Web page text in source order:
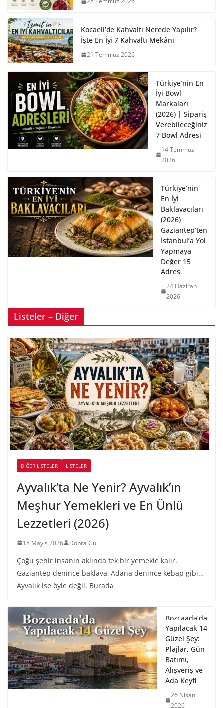
Kocaeli’de Kahvaltı Nerede Yapılır?
İşte En İyi 7 Kahvaltı Mekânı
21 Temmuz 2026
Türkiye’nin En
İyi Bowl
Markaları
(2026) | Sipariş
Verebileceğiniz
7 Bowl Adresi
14 Temmuz
2026
Türkiye’nin
En İyi
Baklavacıları
(2026)
Gaziantep’ten
İstanbul’a Yol
Yapmaya
Değer 15
Adres
24 Haziran
2026
Listeler – Diğer
DIĞER LISTELER LİSTELER
Ayvalık’ta Ne Yenir? Ayvalık’ın
Meşhur Yemekleri ve En Ünlü
Lezzetleri (2026)
18 Mayıs 2026 Dobra Gül
Çoğu şehir insanın aklında tek bir yemekle kalır.
Gaziantep denince baklava, Adana denince kebap gibi…
Ayvalık ise öyle değil. Burada
Bozcaada’da
Yapılacak 14
Güzel Şey:
Plajlar, Gün
Batımı,
Alışveriş ve
Ada Keyfi
26 Nisan
2026